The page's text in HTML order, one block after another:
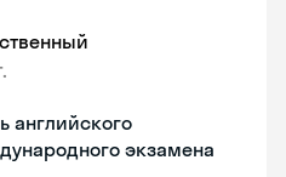
английского
экзамена